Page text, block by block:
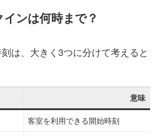
ンは何時まで？
は、大きく3つに分けて考えると
意味
客室を利用できる開始時刻